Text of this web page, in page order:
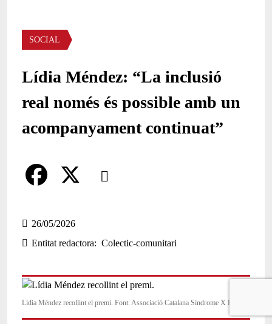
Àmbit de la notícia
SOCIAL
Lídia Méndez: “La inclusió
real només és possible amb un
acompanyament continuat”
Comparteix
a
c
b
26/05/2026
Entitat redactora
Colectic-comunitari
Lídia Méndez recollint el premi. Font: Associació Catalana Síndrome X Fràgil